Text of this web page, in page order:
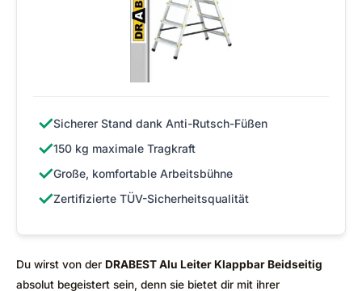
✓Sicherer Stand dank Anti-Rutsch-Füßen
✓150 kg maximale Tragkraft
✓Große, komfortable Arbeitsbühne
✓Zertifizierte TÜV-Sicherheitsqualität
Du wirst von der DRABEST Alu Leiter Klappbar Beidseitig
absolut begeistert sein, denn sie bietet dir mit ihrer